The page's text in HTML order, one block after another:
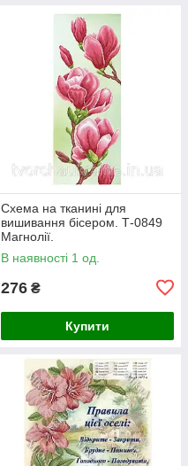
Схема на тканині для
вишивання бісером. Т-0849
Магнолії.
В наявності 1 од.
276 ₴
Купити